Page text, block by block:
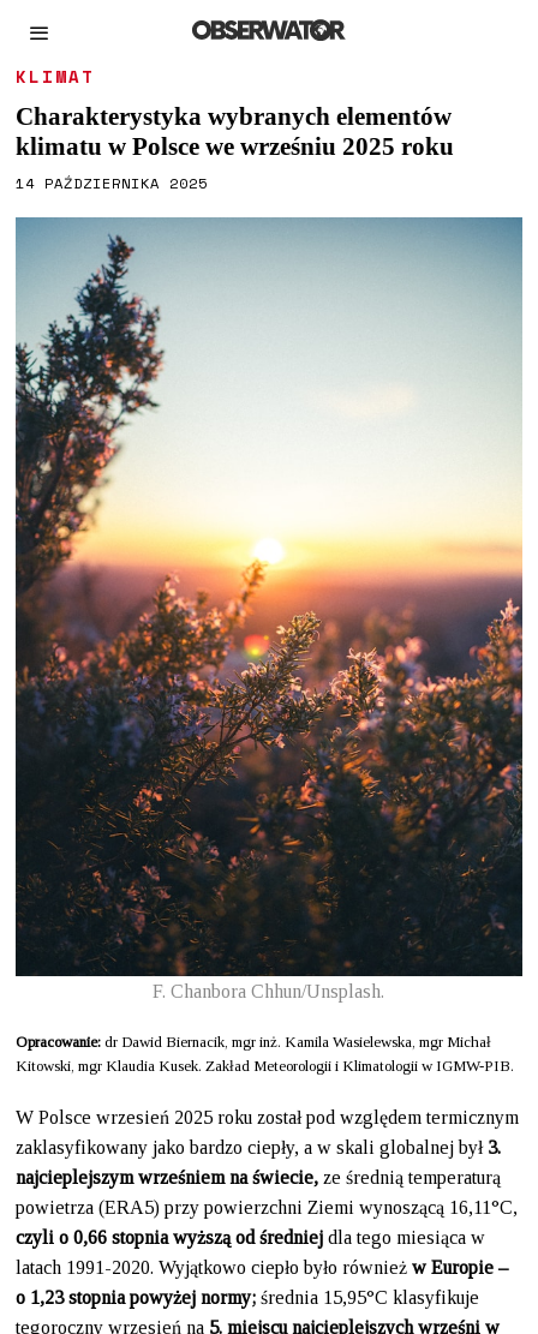
KLIMAT
Charakterystyka wybranych elementów
klimatu w Polsce we wrześniu 2025 roku
14 PAŹDZIERNIKA 2025
F. Chanbora Chhun/Unsplash.
Opracowanie: dr Dawid Biernacik, mgr inż. Kamila Wasielewska, mgr Michał
Kitowski, mgr Klaudia Kusek. Zakład Meteorologii i Klimatologii w IGMW-PIB.
W Polsce wrzesień 2025 roku został pod względem termicznym
zaklasyfikowany jako bardzo ciepły, a w skali globalnej był 3.
najcieplejszym wrześniem na świecie, ze średnią temperaturą
powietrza (ERA5) przy powierzchni Ziemi wynoszącą 16,11°C,
czyli o 0,66 stopnia wyższą od średniej dla tego miesiąca w
latach 1991-2020. Wyjątkowo ciepło było równieżw Europie –
o 1,23 stopnia powyżej normy; średnia 15,95°C klasyfikuje
tegoroczny wrzesień na 5. miejscu najcieplejszych wrześni w